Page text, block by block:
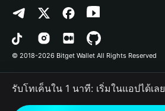
ทรัพยากรข้อมูลของแบรนด์
อาชีพ
Prediction Markets
DApp
RWA
การตรวจจับสัญญา
การโอนเป็นชุด
Avalanche
Bitcoin
Polygon
นโยบายความเป็นส่วนตัว
ข้อตกลงในการใช้บริการ
© 2018-2026 Bitget Wallet All Rights Reserved
รับโทเค็นใน 1 นาที: เริ่มในแอปได้เลย